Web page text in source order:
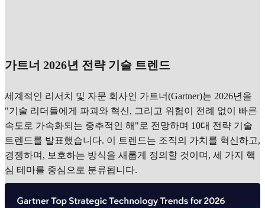
가트너 2026년 전략 기술 트렌드
세계적인 리서치 및 자문 회사인 가트너(Gartner)는 2026년을
"기술 리더들에게 파괴와 혁신, 그리고 위험이 전례 없이 빠른
속도로 가속화되는 중추적인 해"로 전망하며 10대 전략 기술
트렌드를 발표했습니다. 이 트렌드는 조직의 가치를 혁신하고,
경쟁하며, 보호하는 방식을 새롭게 정의할 것이며, 세 가지 핵
심 테마를 중심으로 분류됩니다.